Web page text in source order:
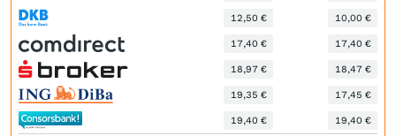
12,50 € 10,00 €
17,40 € 17,40 €
18,97 € 18,47 €
19,35 € 17,45 €
19,40 € 19,40 €